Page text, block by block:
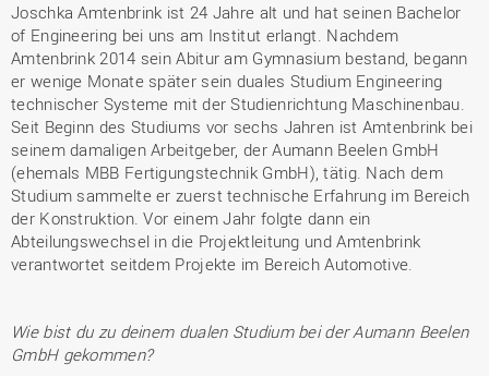
Joschka Amtenbrink ist 24 Jahre alt und hat seinen Bachelor
of Engineering bei uns am Institut erlangt. Nachdem
Amtenbrink 2014 sein Abitur am Gymnasium bestand, begann
er wenige Monate später sein duales Studium Engineering
technischer Systeme mit der Studienrichtung Maschinenbau.
Seit Beginn des Studiums vor sechs Jahren ist Amtenbrink bei
seinem damaligen Arbeitgeber, der Aumann Beelen GmbH
(ehemals MBB Fertigungstechnik GmbH), tätig. Nach dem
Studium sammelte er zuerst technische Erfahrung im Bereich
der Konstruktion. Vor einem Jahr folgte dann ein
Abteilungswechsel in die Projektleitung und Amtenbrink
verantwortet seitdem Projekte im Bereich Automotive.
Wie bist du zu deinem dualen Studium bei der Aumann Beelen
GmbH gekommen?